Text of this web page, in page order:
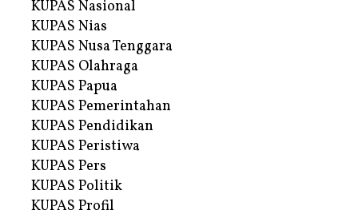
KUPAS Nasional
KUPAS Nias
KUPAS Nusa Tenggara
KUPAS Olahraga
KUPAS Papua
KUPAS Pemerintahan
KUPAS Pendidikan
KUPAS Peristiwa
KUPAS Pers
KUPAS Politik
KUPAS Profil